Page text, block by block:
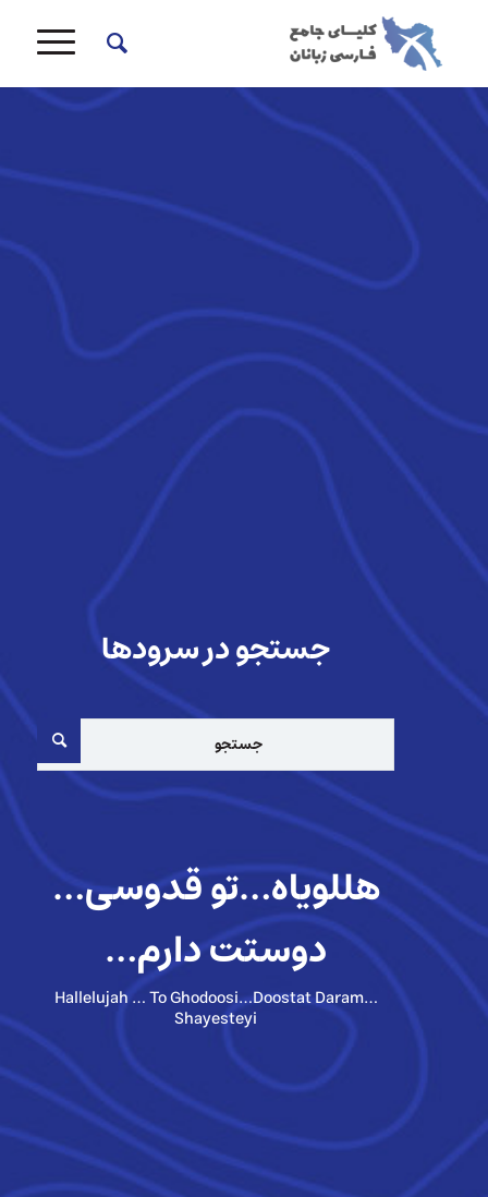
جستجو در سرودها
هللویاه…تو قدوسی…
دوستت دارم…
Hallelujah … To Ghodoosi…Doostat Daram…
Shayesteyi